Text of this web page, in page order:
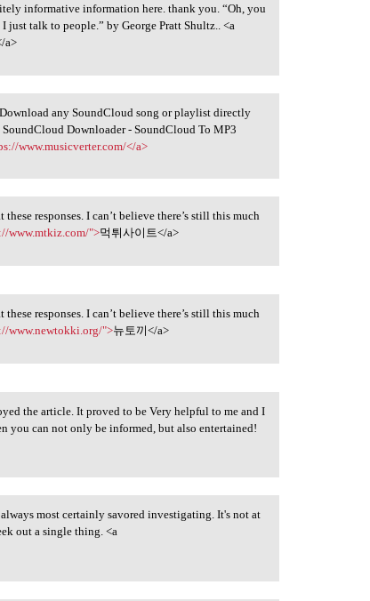
informative information here. thank you. “Oh, you
just talk to people.” by George Pratt Shultz.. <a
a>
any SoundCloud song or playlist directly
Downloader - SoundCloud To MP3
www.musicverter.com/</a>
responses. I can’t believe there’s still this much
www.mtkiz.com/">먹튀사이트</a>
responses. I can’t believe there’s still this much
www.newtokki.org/">뉴토끼</a>
the article. It proved to be Very helpful to me and I
you can not only be informed, but also entertained!
most certainly savored investigating. It's not at
out a single thing. <a